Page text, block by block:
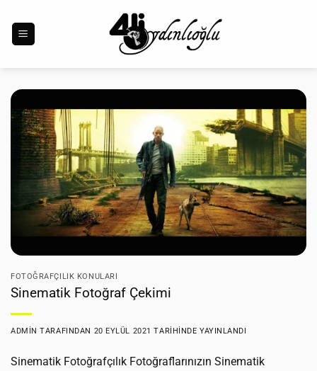
atla
FOTOĞRAFÇILIK KONULARI
Sinematik Fotoğraf Çekimi
ADMIN TARAFINDAN 20 EYLÜL 2021 TARIHINDE YAYINLANDI
Sinematik Fotoğrafçılık Fotoğraflarınızın Sinematik